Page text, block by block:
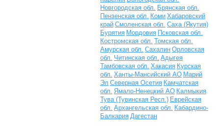
Новгородская обл. Брянская обл.
Пензенская обл. Коми Хабаровский
край Смоленская обл. Саха (Якутия)
Бурятия Мордовия Псковская обл.
Костромская обл. Томская обл.
Амурская обл. Сахалин Орловская
обл. Читинская обл. Адыгея
Тамбовская обл. Хакасия Курская
обл. Ханты-Мансийский АО Марий
Эл Северная Осетия Камчатская
обл. Ямало-Ненецкий АО Калмыкия
Тува (Тувинская Респ.) Еврейская
обл. Архангельская обл. Кабардино-
Балкария Дагестан